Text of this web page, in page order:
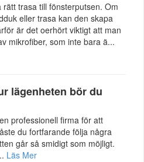
trasa till fönsterputsen. Om
eller trasa kan den skapa
är det oerhört viktigt att man
mikrofiber, som inte bara ä...
lägenheten bör du
professionell firma för att
du fortfarande följa några
går så smidigt som möjligt.
Läs Mer